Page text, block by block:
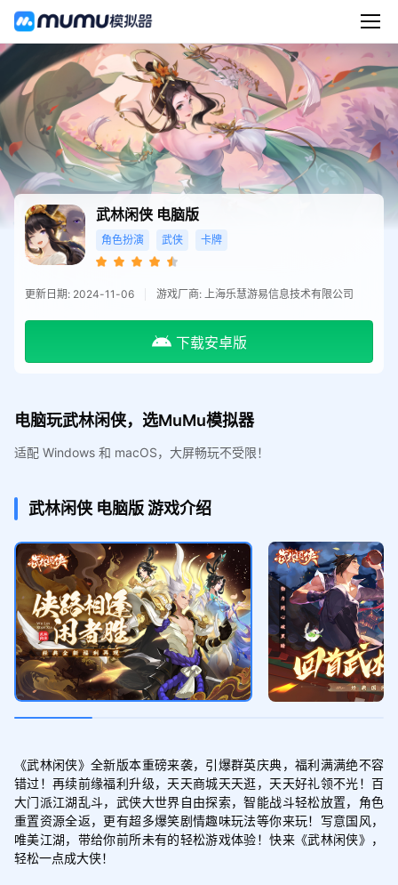
武林闲侠 电脑版
角色扮演 武侠 卡牌
更新日期: 2024-11-06 游戏厂商: 上海乐慧游易信息技术有限公司
下载安卓版
电脑玩武林闲侠，选MuMu模拟器
适配 Windows 和 macOS，大屏畅玩不受限！
武林闲侠 电脑版游戏介绍
《武林闲侠》全新版本重磅来袭，引爆群英庆典，福利满满绝不容
错过！再续前缘福利升级，天天商城天天逛，天天好礼领不光！百
大门派江湖乱斗，武侠大世界自由探索，智能战斗轻松放置，角色
重置资源全返，更有超多爆笑剧情趣味玩法等你来玩！写意国风，
唯美江湖，带给你前所未有的轻松游戏体验！快来《武林闲侠》，
轻松一点成大侠！